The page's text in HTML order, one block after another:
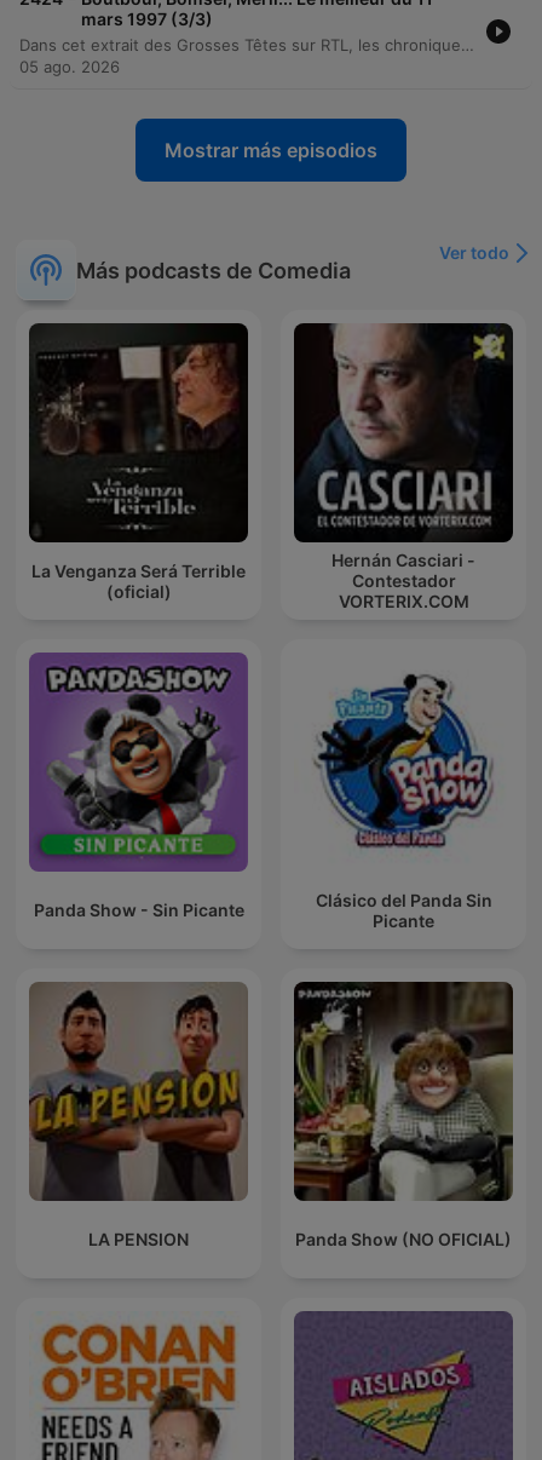
mars 1997 (3/3)
Dans cet extrait des Grosses Têtes sur RTL, les chroniqueurs entament une discussion humoristique et absurde sur la consommation de vin et de chocolat noir, s'amusant à inventer des règles de conduite routière totalement décalées. L'échange bascule ensuite vers un jeu de devinettes historiques portant sur un candidat industriel à l'élection présidentielle de 1969, membre du parti des mécontents.
05 ago. 2026
Mostrar más episodios
Más podcasts de Comedia
Ver todo
La Venganza Será Terrible
(oficial)
Hernán Casciari -
Contestador
VORTERIX.COM
Panda Show - Sin Picante
Clásico del Panda Sin
Picante
LA PENSION Panda Show (NO OFICIAL)